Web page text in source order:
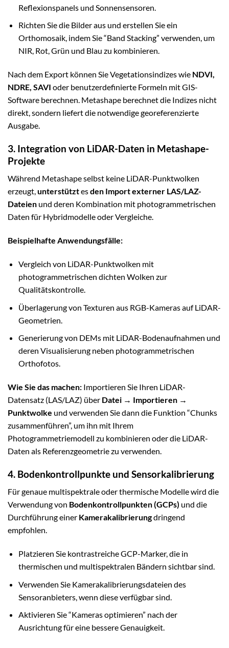
Reflexionspanels und Sonnensensoren.
Richten Sie die Bilder aus und erstellen Sie ein
Orthomosaik, indem Sie “Band Stacking” verwenden, um
NIR, Rot, Grün und Blau zu kombinieren.
Nach dem Export können Sie Vegetationsindizes wie NDVI,
NDRE, SAVI oder benutzerdefinierte Formeln mit GIS-
Software berechnen. Metashape berechnet die Indizes nicht
direkt, sondern liefert die notwendige georeferenzierte
Ausgabe.
3. Integration von LiDAR-Daten in Metashape-
Projekte
Während Metashape selbst keine LiDAR-Punktwolken
erzeugt,unterstütztesden Import externer LAS/LAZ-
Dateien und deren Kombination mit photogrammetrischen
Daten für Hybridmodelle oder Vergleiche.
Beispielhafte Anwendungsfälle:
Vergleich von LiDAR-Punktwolken mit
photogrammetrischen dichten Wolken zur
Qualitätskontrolle.
Überlagerung von Texturen aus RGB-Kameras auf LiDAR-
Geometrien.
Generierung von DEMs mit LiDAR-Bodenaufnahmen und
deren Visualisierung neben photogrammetrischen
Orthofotos.
Wie Sie das machen: Importieren Sie Ihren LiDAR-
Datensatz (LAS/LAZ) über Datei → Importieren →
Punktwolke und verwenden Sie dann die Funktion “Chunks
zusammenführen”, um ihn mit Ihrem
Photogrammetriemodell zu kombinieren oder die LiDAR-
Daten als Referenzgeometrie zu verwenden.
4. Bodenkontrollpunkte und Sensorkalibrierung
Für genaue multispektrale oder thermische Modelle wird die
Verwendung von Bodenkontrollpunkten (GCPs) und die
Durchführung einer Kamerakalibrierungdringend
empfohlen.
Platzieren Sie kontrastreiche GCP-Marker, die in
thermischen und multispektralen Bändern sichtbar sind.
Verwenden Sie Kamerakalibrierungsdateien des
Sensoranbieters, wenn diese verfügbar sind.
Aktivieren Sie “Kameras optimieren” nach der
Ausrichtung für eine bessere Genauigkeit.